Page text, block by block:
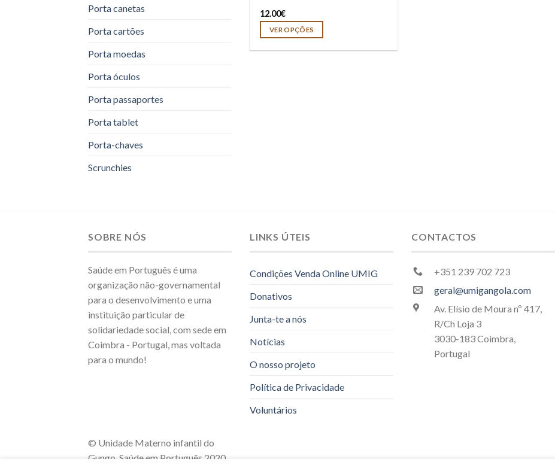
Porta canetas
Porta cartões
Porta moedas
Porta óculos
Porta passaportes
Porta tablet
Porta-chaves
Scrunchies
12.00€
VER OPÇÕES
SOBRE NÓS
Saúde em Português é uma
organização não-governamental
para o desenvolvimento e uma
instituição particular de
solidariedade social, com sede em
Coimbra - Portugal, mas voltada
para o mundo!
LINKS ÚTEIS
Condições Venda Online UMIG
Donativos
Junta-te a nós
Notícias
O nosso projeto
Política de Privacidade
Voluntários
CONTACTOS
+351 239 702 723
geral@umigangola.com
Av. Elísio de Moura nº 417,
R/Ch Loja 3
3030-183 Coimbra,
Portugal
© Unidade Materno infantil do
Gungo, Saúde em Português 2020.